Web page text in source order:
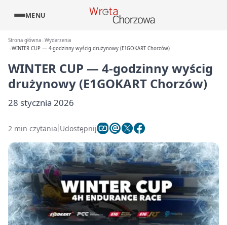
MENU
Strona główna Wydarzenia
WINTER CUP — 4-godzinny wyścig drużynowy (E1GOKART Chorzów)
WINTER CUP — 4-godzinny wyścig
drużynowy (E1GOKART Chorzów)
28 stycznia 2026
2 min czytania Udostępnij